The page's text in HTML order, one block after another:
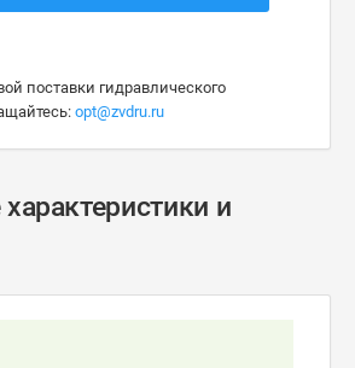
поставки гидравлического
opt@zvdru.ru
и